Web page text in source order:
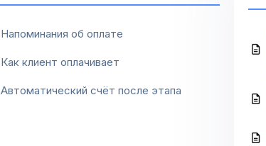
Напоминания об оплате
Как клиент оплачивает
Автоматический счёт после этапа